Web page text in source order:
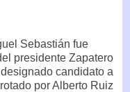
Sebastián fue
presidente Zapatero
candidato a
por Alberto Ruiz